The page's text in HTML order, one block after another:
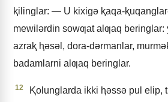
ⱪilinglar: — U kixigǝ ⱪaqa-
mewilǝrdin sowƣat alƣaq beringlar:
azraⱪ ⱨǝsǝl, dora-dǝrmanlar,
badamlarni alƣaq beringlar.
12
Ⱪolunglarda ikki ⱨǝssǝ pul elip,